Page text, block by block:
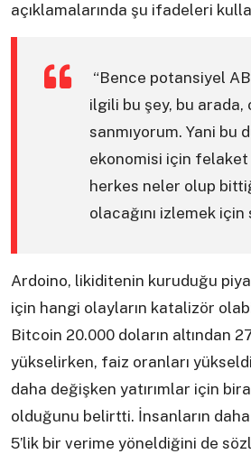
açıklamalarında şu ifadeleri
“Bence potansiyel
ilgili bu şey, bu arada,
sanmıyorum. Yani bu
ekonomisi için felaket
herkes neler olup
olacağını izlemek için
Ardoino, likiditenin kuruduğu
için hangi olayların katalizör
Bitcoin 20.000 doların altından
yükselirken, faiz oranları
daha değişken yatırımlar için
olduğunu belirtti. İnsanların
5’lik bir verime yöneldiğini de